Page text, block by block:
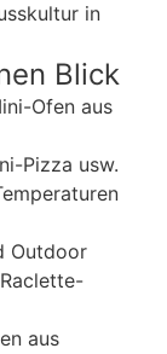
in
Blick
Ofen aus
Pizza usw.
Outdoor
aus